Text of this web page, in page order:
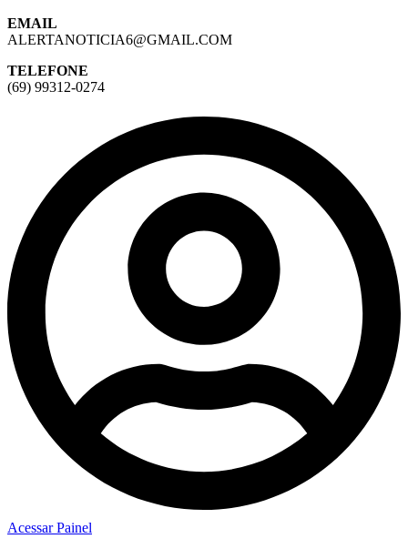
EMAIL
ALERTANOTICIA6@GMAIL.COM
TELEFONE
(69) 99312-0274
Acessar Painel